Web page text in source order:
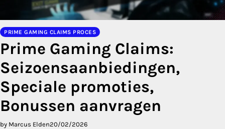
PRIME GAMING CLAIMS PROCES
Prime Gaming Claims:
Seizoensaanbiedingen,
Speciale promoties,
Bonussen aanvragen
by Marcus Elden20/02/2026